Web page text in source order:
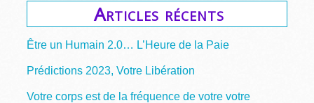
Articles récents
Être un Humain 2.0… L’Heure de la Paie
Prédictions 2023, Votre Libération
Votre corps est de la fréquence de votre votre